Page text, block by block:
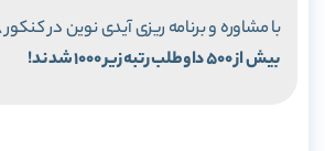
با مشاوره و برنامه ریزی آیدی نوین در کنکور 98، 99، 1400 و 1401
بیش از 500 داوطلب رتبه زیر 1000 شدند!